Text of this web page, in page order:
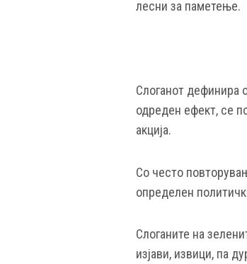
лесни за паметење.
Слоганот дефинира
одреден ефект, се
акција.
Со често
определен
Слоганите на
изјави, извици, па